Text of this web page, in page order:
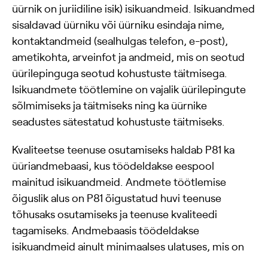
üürnik on juriidiline isik) isikuandmeid. Isikuandmed
sisaldavad üürniku või üürniku esindaja nime,
kontaktandmeid (sealhulgas telefon, e-post),
ametikohta, arveinfot ja andmeid, mis on seotud
üürilepinguga seotud kohustuste täitmisega.
Isikuandmete töötlemine on vajalik üürilepingute
sõlmimiseks ja täitmiseks ning ka üürnike
seadustes sätestatud kohustuste täitmiseks.
Kvaliteetse teenuse osutamiseks haldab P81 ka
üüriandmebaasi, kus töödeldakse eespool
mainitud isikuandmeid. Andmete töötlemise
õiguslik alus on P81 õigustatud huvi teenuse
tõhusaks osutamiseks ja teenuse kvaliteedi
tagamiseks. Andmebaasis töödeldakse
isikuandmeid ainult minimaalses ulatuses, mis on